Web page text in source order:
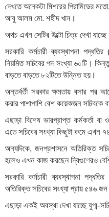
দেখতে অনেকটা মিশরের পিরামিডের
আবু আলম মো. শহীদ খান।
অথচ এখন সেটির উল্টো চিত্র দেখা
সরকারি কর্মচারী ব্যবস্থাপনা
নিয়মিত সচিবের পদ সংখ্যা ৬০টি।
বাড়তে বাড়তে ৮২টিতে উন্নিত হয়।
অন্তর্বর্তী সরকার ক্ষমতায় বসার পর
করার পাশাপাশি বেশ কয়েকজন সচিবকে
এছাড়া বিশেষ ভারপ্রাপ্ত কর্মকর্তা
এতে সচিবের সংখ্যা কিছুটা কমে এখন
অন্যদিকে, জনপ্রশাসনে অতিরিক্ত
হলেও এখন কাজ করছেন দ্বিগুণেরও
সরকারি কর্মচারী ব্যবস্থাপনা
অতিরিক্ত সচিবের সংখ্যা প্রায় ৫৪৬
এছাড়া একই অবস্থা দেখা যাচ্ছে যুগ্ম-